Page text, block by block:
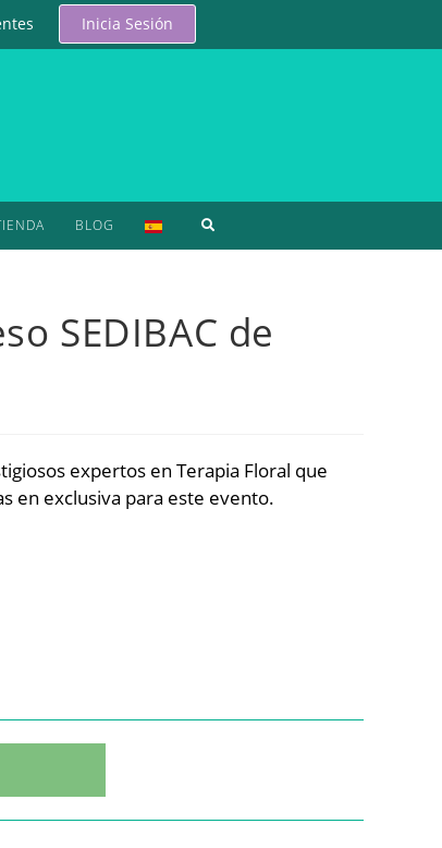
Inicia Sesión
BLOG
SEDIBAC de
expertos en Terapia Floral que
en exclusiva para este evento.